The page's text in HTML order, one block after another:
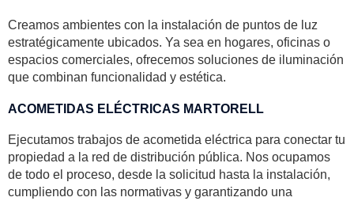
Creamos ambientes con la instalación de puntos de luz
estratégicamente ubicados. Ya sea en hogares, oficinas o
espacios comerciales, ofrecemos soluciones de iluminación
que combinan funcionalidad y estética.
ACOMETIDAS ELÉCTRICAS MARTORELL
Ejecutamos trabajos de acometida eléctrica para conectar tu
propiedad a la red de distribución pública. Nos ocupamos
de todo el proceso, desde la solicitud hasta la instalación,
cumpliendo con las normativas y garantizando una